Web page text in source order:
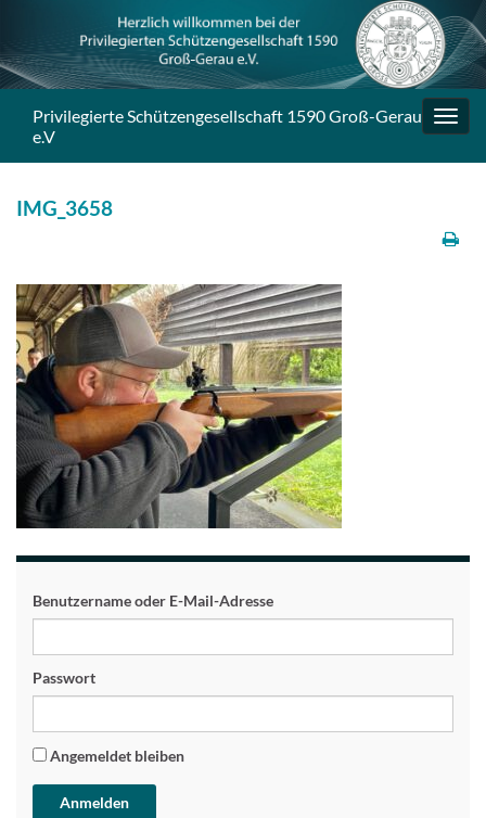
Privilegierte Schützengesellschaft 1590 Groß-Gerau
e.V
IMG_3658
Benutzername oder E-Mail-Adresse
Passwort
Angemeldet bleiben